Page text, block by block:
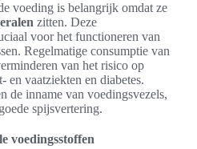
voeding is belangrijk omdat ze
zitten. Deze
voor het functioneren van
Regelmatige consumptie van
van het risico op
en vaatziekten en diabetes.
de inname van voedingsvezels,
spijsvertering.
voedingsstoffen